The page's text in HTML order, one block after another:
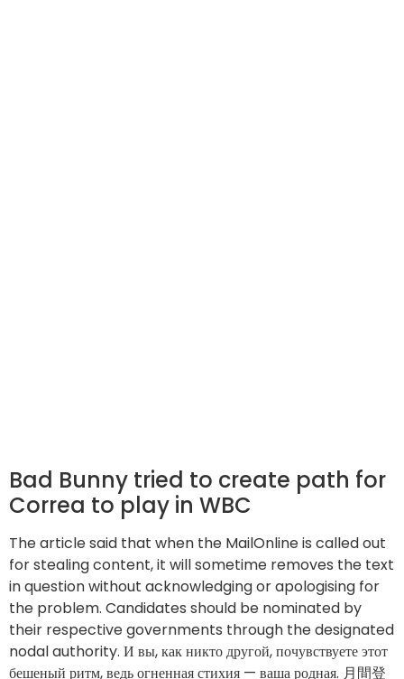
for stealing content, it will sometime removes the text
in question without acknowledging or apologising for
the problem. Candidates should be nominated by
their respective governments through the designated
nodal authority. И вы, как никто другой, почувствуете этот
бешеный ритм, ведь огненная стихия — ваша родная. 月間登
録台数：NO DATA現行型発表：15年10月（マイナーチェン
ジ 19年10月）JC08モード燃費：ーREPORT●小林 秀雄
（KOBAYASHI Hideo）PHOTO●平野 陽（HIRANO Akio）
MODEL●竹田 愛（TAKEDA Megumi）※本稿は2019年12月